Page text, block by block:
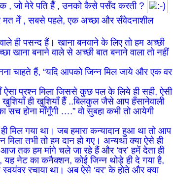
, जो मेरे पति हैँ , उनको कैसे पसँद करती ?
मत मेँ , सबसे पहले, एक अच्छा और सँवेदनाशील
ही पसन्द हैं। खाना बनवाने के लिए तो हम अच्छी
खाना बनाने वाले से अच्छी बात बनाने वाला तो नहीं
चाहते हैं, “यदि आपको जिन्न मिल जाये और एक वर
प्रश्न मिला जिससे कुछ पल के लिये ही सही, ऐसी
खुशियाँ ही खुशियाँ हैँ ..बिलकुल जैसे आप हँसानेवाली
होना माँगूँगी ….” वो सुबहा कभी तो आयेगी
मिल गया था। जब हमारा कन्यादान हुआ था तो आप
तभी तो हम दान हो गए। अन्यथा क्या ऐसे ही
तक हम मांगे चले जा रहे हैं और ‘वर’ हमें देता ही
यह नेट का कनैक्शन, कोई जिन्न थोड़े ही दे गया है,
रचाया था। अब ऐसे ‘वर’ के होते और क्या